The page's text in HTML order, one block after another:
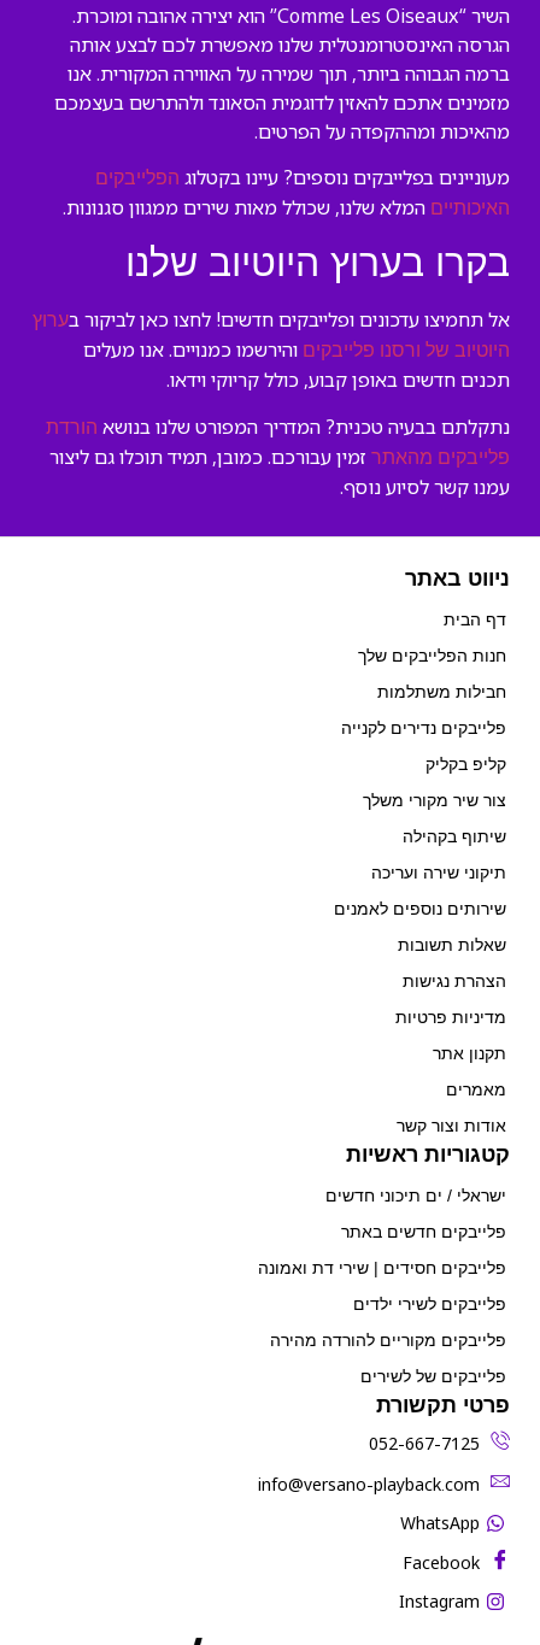
השיר “Comme Les Oiseaux” הוא יצירה אהובה ומוכרת.
הגרסה האינסטרומנטלית שלנו מאפשרת לכם לבצע אותה
ברמה הגבוהה ביותר, תוך שמירה על האווירה המקורית. אנו
מזמינים אתכם להאזין לדוגמית הסאונד ולהתרשם בעצמכם
מהאיכות ומההקפדה על הפרטים.
מעוניינים בפלייבקים נוספים? עיינו בקטלוג הפלייבקים
האיכותיים המלא שלנו, שכולל מאות שירים ממגוון סגנונות.
בקרו בערוץ היוטיוב שלנו
אל תחמיצו עדכונים ופלייבקים חדשים! לחצו כאן לביקור בערוץ
היוטיוב של ורסנו פלייבקים והירשמו כמנויים. אנו מעלים
תכנים חדשים באופן קבוע, כולל קריוקי וידאו.
נתקלתם בבעיה טכנית? המדריך המפורט שלנו בנושא הורדת
פלייבקים מהאתר זמין עבורכם. כמובן, תמיד תוכלו גם ליצור
עמנו קשר לסיוע נוסף.
ניווט באתר
דף הבית
חנות הפלייבקים שלך
חבילות משתלמות
פלייבקים נדירים לקנייה
קליפ בקליק
צור שיר מקורי משלך
שיתוף בקהילה
תיקוני שירה ועריכה
שירותים נוספים לאמנים
שאלות תשובות
הצהרת נגישות
מדיניות פרטיות
תקנון אתר
מאמרים
אודות וצור קשר
קטגוריות ראשיות
ישראלי / ים תיכוני חדשים
פלייבקים חדשים באתר
פלייבקים חסידים | שירי דת ואמונה
פלייבקים לשירי ילדים
פלייבקים מקוריים להורדה מהירה
פלייבקים של לשירים
פרטי תקשורת
052-667-7125
‫info@versano-playback.com‬
WhatsApp
Facebook
Instagram